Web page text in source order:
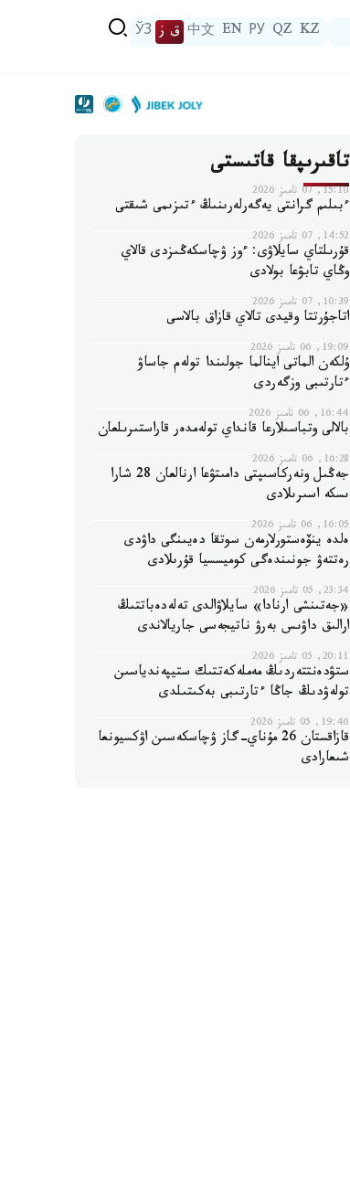
KZ
QZ
РУ
EN
中文 ق ز ЎЗ
تاقىرىپقا قاتىستى
15:10, 07 تامىز 2026
ءبىلىم گرانتى يەگەرلەرىنىڭ ءتىزىمى شىقتى
14:52, 07 تامىز 2026
قۇرىلتاي سايلاۋى: ءوز ۋچاسكەڭىزدى قالاي
وڭاي تابۋعا بولادى
10:39, 07 تامىز 2026
اتاجۇرتتا وقيدى تالاي قازاق بالاسى
19:09, 06 تامىز 2026
ۇلكەن الماتى اينالما جولىندا تولەم جاساۋ
ءتارتىبى وزگەردى
16:44, 06 تامىز 2026
بالالى وتباسىلارعا قانداي تولەمدەر قاراستىرىلعان
16:28, 06 تامىز 2026
جەڭىل ونەركاسىپتى دامىتۋعا ارنالعان 28 شارا
ىسكە اسىرىلادى
16:05, 06 تامىز 2026
ەلدە ينۆەستورلارمەن سوتقا دەيىنگى داۋدى
رەتتەۋ جونىندەگى كوميسسيا قۇرىلادى
23:34, 05 تامىز 2026
«جەتىنشى ارنادا» سايلاۋالدى تەلەدەباتتىڭ
ارالىق داۋىس بەرۋ ناتيجەسى جاريالاندى
20:11, 05 تامىز 2026
ستۋدەنتتەردىڭ مەملەكەتتىك ستيپەندياسىن
تولەۋدىڭ جاڭا ءتارتىبى بەكىتىلدى
19:46, 05 تامىز 2026
قازاقستان 26 مۇناي-گاز ۋچاسكەسىن اۋكسيونعا
شىعارادى